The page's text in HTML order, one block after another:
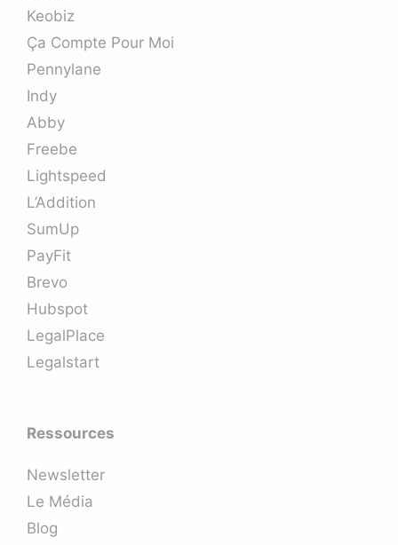
Keobiz
Ça Compte Pour Moi
Pennylane
Indy
Abby
Freebe
Lightspeed
L’Addition
SumUp
PayFit
Brevo
Hubspot
LegalPlace
Legalstart
Ressources
Newsletter
Le Média
Blog